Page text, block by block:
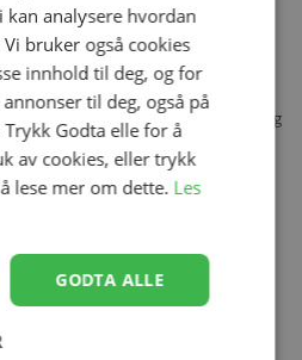
dere er i byen, på landet eller
om sommeren eller vinteren
eller i fjellet ect.). #SUN Kids
100% UV3 beskyttelse. IZIPIZI
fargene, reduserer lysstyrken og
mot blending. De rette
med barnet, og en ultra smidig
de fra å bli borte.
beskyttelse.
kan analysere hvordan
bruker også cookies
innhold til deg, og for
til deg, også på
Godta elle for å
av cookies, eller trykk
lese mer om dette. Les
GODTA ALLE